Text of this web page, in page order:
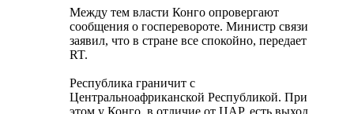
Между тем власти Конго опровергают
сообщения о госперевороте. Министр связи
заявил, что в стране все спокойно, передает
RT.
Республика граничит с
Центральноафриканской Республикой. При